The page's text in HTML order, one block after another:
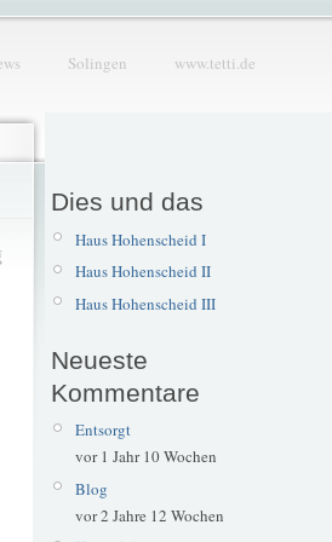
Solingen www.tetti.de
Dies und das
Haus Hohenscheid I
Haus Hohenscheid II
Haus Hohenscheid III
Neueste
Kommentare
Entsorgt
vor 1 Jahr 10 Wochen
Blog
vor 2 Jahre 12 Wochen